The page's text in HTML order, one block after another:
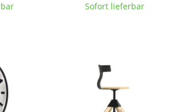
Sofort lieferbar